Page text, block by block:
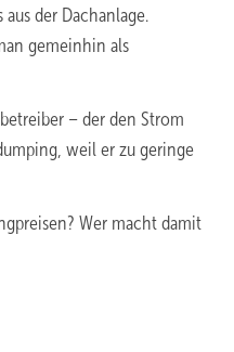
der Dachanlage.
gemeinhin als
– der den Strom
weil er zu geringe
Wer macht damit